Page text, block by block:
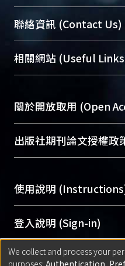
臺大位居世界頂尖大學
展現本校豐碩的研究成
機構典藏（NTUR）與
台，成為臺大學術典藏
成果。
To permanently
profiles and scholarly
services of “NTU
聯絡資訊 (Contact Us)
總館學科館員(Main
醫學圖書館學科館員
Sciences Library)
相關網站 (Useful
關於開放取用 (Open
開放取用是從使用者角
動，應用在學術研究上
用逐年攀升。同時可加
Archive）平台。 （點
出版社期刊論文授權
含部分內容的版權
助與合作完成，請
意提供此授權。
Please represent
original work, and
使用說明
網站簡介(Quickstart
使用手冊
線上預約服務
登入說明 (Sign-in)
方案一：臺灣大學計
匯入著作 (Submission)
We collect and process your
purposes: Authentication,